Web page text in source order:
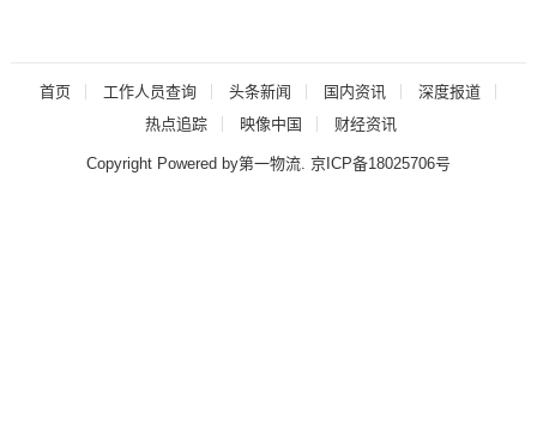
首页 工作人员查询 头条新闻 国内资讯
深度报道
热点追踪
映像中国 财经资讯
Copyright Powered by第一物流. 京ICP备18025706号